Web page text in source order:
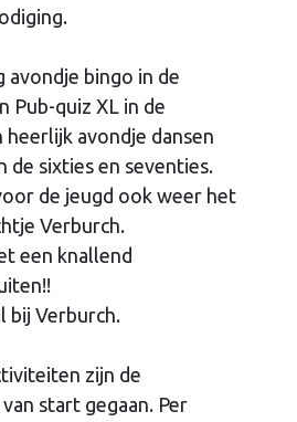
avondje bingo in de
Pub-quiz XL in de
avondje dansen
de sixties en seventies.
de jeugd ook weer het
Verburch.
een knallend
bij Verburch.
zijn de
start gegaan. Per